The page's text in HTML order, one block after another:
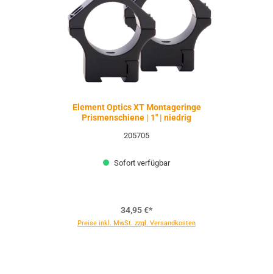
Element Optics XT Montageringe
Prismenschiene | 1'' | niedrig
205705
Sofort verfügbar
34,95 €*
Preise inkl. MwSt. zzgl. Versandkosten